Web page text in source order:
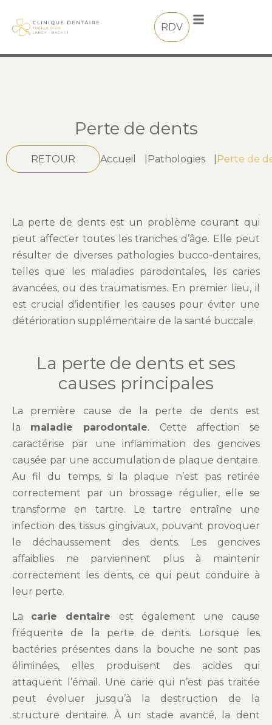
RDV
Perte de dents
RETOUR Accueil Pathologies Perte de
La perte de dents est un problème courant qui
peut affecter toutes les tranches d’âge. Elle peut
résulter de diverses pathologies bucco-dentaires,
telles que les maladies parodontales, les caries
avancées, ou des traumatismes. En premier lieu, il
est crucial d’identifier les causes pour éviter une
détérioration supplémentaire de la santé buccale.
La perte de dents et ses
causes principales
La première cause de la perte de dents est
la maladie parodontale. Cette affection se
caractérise par une inflammation des gencives
causée par une accumulation de plaque dentaire.
Au fil du temps, si la plaque n’est pas retirée
correctement par un brossage régulier, elle se
transforme en tartre. Le tartre entraîne une
infection des tissus gingivaux, pouvant provoquer
le déchaussement des dents. Les gencives
affaiblies ne parviennent plus à maintenir
correctement les dents, ce qui peut conduire à
leur perte.
La carie dentaire est également une cause
fréquente de la perte de dents. Lorsque les
bactéries présentes dans la bouche ne sont pas
éliminées, elles produisent des acides qui
attaquent l’émail. Une carie qui n’est pas traitée
peut évoluer jusqu’à la destruction de la
structure dentaire. À un stade avancé, la dent